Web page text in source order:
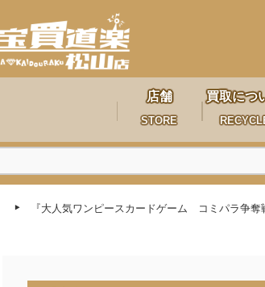
店舗
STORE
買取につ
『大人気ワンピースカードゲーム コミパラ争